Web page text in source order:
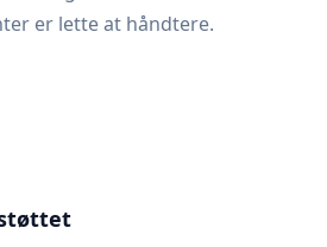
er lette at håndtere.